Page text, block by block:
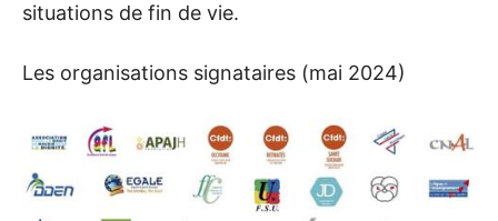
situations de fin de vie.
Les organisations signataires (mai 2024)